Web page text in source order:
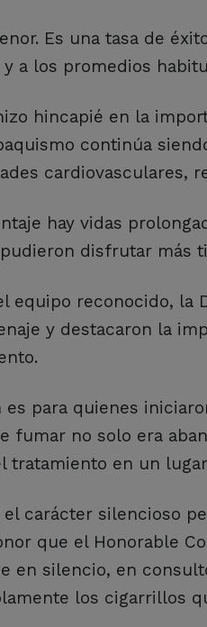
Es una tasa de
a los promedios
hincapié en la
continúa
cardiovasculares,
hay vidas
disfrutar más
equipo reconocido, la
y destacaron la
para quienes
fumar no solo era
tratamiento en un
carácter silencioso
que el Honorable
en silencio, en
los cigarrillos